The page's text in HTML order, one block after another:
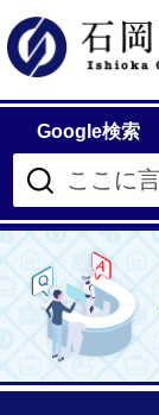
Google検索